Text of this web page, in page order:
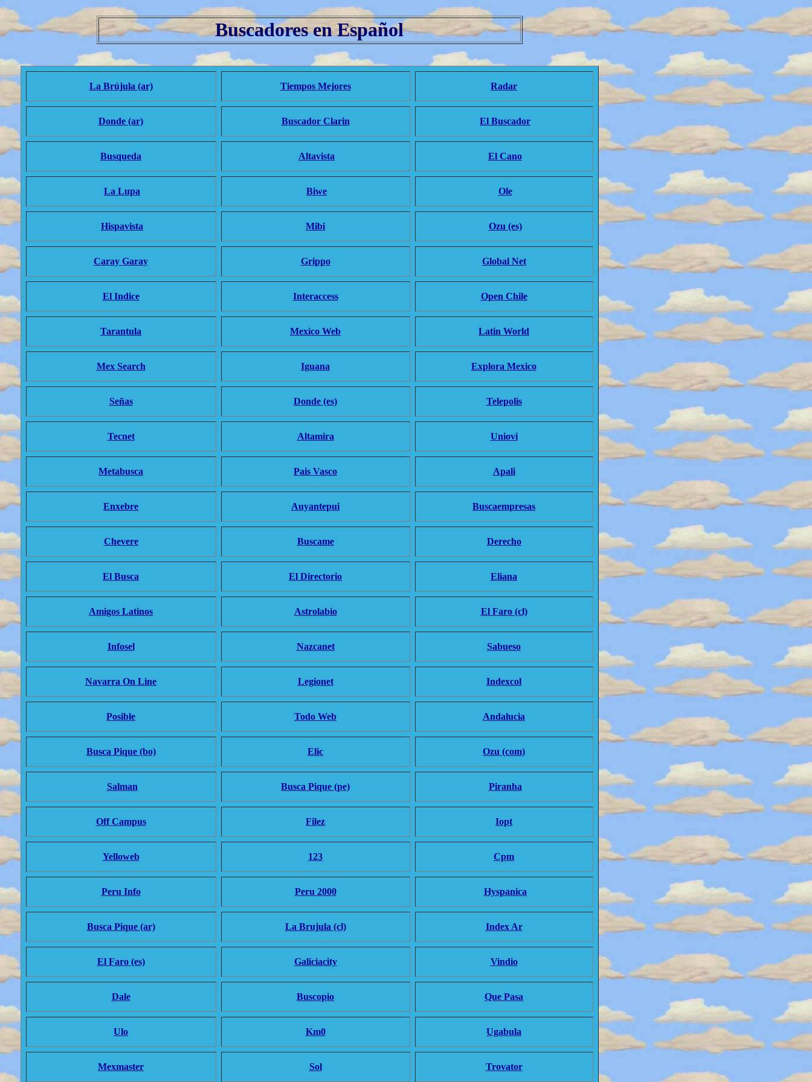
Buscadores en Español
La Brújula (ar) Tiempos Mejores Radar
Donde (ar) Buscador Clarin El Buscador
Busqueda Altavista El Cano
La Lupa Biwe Ole
Hispavista Mibi Ozu (es)
Caray Garay Grippo Global Net
El Indice Interaccess Open Chile
Tarantula Mexico Web Latin World
Mex Search Iguana Explora Mexico
Señas Donde (es) Telepolis
Tecnet Altamira Uniovi
Metabusca Pais Vasco Apali
Enxebre Auyantepui Buscaempresas
Chevere Buscame Derecho
El Busca El Directorio Eliana
Amigos Latinos Astrolabio El Faro (cl)
Infosel Nazcanet Sabueso
Navarra On Line Legionet Indexcol
Posible Todo Web Andalucia
Busca Pique (bo) Elic Ozu (com)
Salman Busca Pique (pe) Piranha
Off Campus Filez Iopt
Yelloweb 123 Cpm
Peru Info Peru 2000 Hyspanica
Busca Pique (ar) La Brujula (cl) Index Ar
El Faro (es) Galiciacity Vindio
Dale Buscopio Que Pasa
Ulo Km0 Ugabula
Mexmaster Sol Trovator